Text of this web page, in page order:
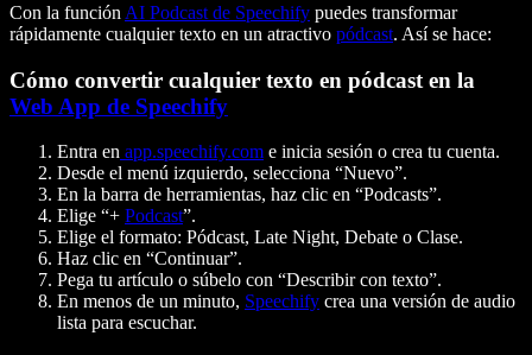
Con la función AI Podcast de Speechify puedes transformar
rápidamente cualquier texto en un atractivo pódcast. Así se hace:
Cómo convertir cualquier texto en pódcast en la
Web App de Speechify
Entra en app.speechify.com e inicia sesión o crea tu cuenta.
Desde el menú izquierdo, selecciona “Nuevo”.
En la barra de herramientas, haz clic en “Podcasts”.
Elige “+ Podcast”.
Elige el formato: Pódcast, Late Night, Debate o Clase.
Haz clic en “Continuar”.
Pega tu artículo o súbelo con “Describir con texto”.
En menos de un minuto, Speechify crea una versión de audio
lista para escuchar.